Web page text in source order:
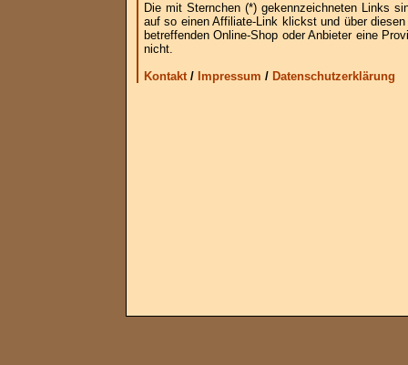
Die mit Sternchen (*) gekennzeichneten Links
auf so einen Affiliate-Link klickst und über
betreffenden Online-Shop oder Anbieter eine
nicht.
Kontakt/ Impressum / Datenschutzerklärung